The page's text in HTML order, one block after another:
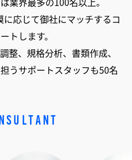
応じて御社にマッチするコ
トします。
整、規格分析、書類作成、
うサポートスタッフも50名